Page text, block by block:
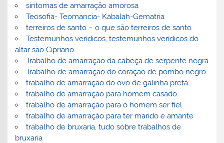
sintomas de amarração amorosa
Teosofia- Teomancia- Kabalah-Gematria
terreiros de santo – o que são terreiros de santo
Testemunhos verídicos, testemunhos verídicos do
altar são Cipriano
Trabalho de amarração da cabeça de serpente negra
Trabalho de amarração do coração de pombo negro
trabalho de amarração do ovo de galinha preta
trabalho de amarração para homem casado
trabalho de amarração para o homem ser fiel
trabalho de amarração para ter marido e amante
trabalho de bruxaria, tudo sobre trabalhos de
bruxaria